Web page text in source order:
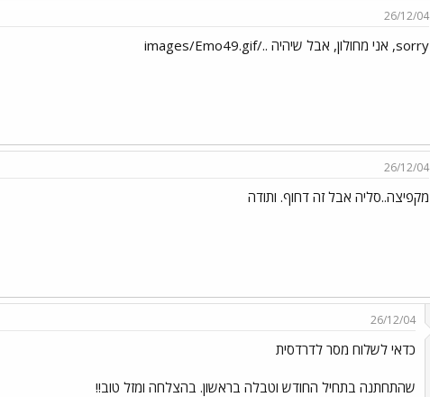
26/12/04
sorry, אני מחולון, אבל שיהיה ../images/Emo49.gif
26/12/04
מקפיצה..סליה אבל זה דחוף. ותודה
26/12/04
כדאי לשלוח מסר לדרדסית
שהתחתנה בתחיל החודש וטבלה בראשון. בהצלחה ומזל טוב!!